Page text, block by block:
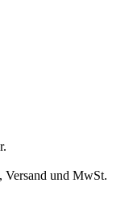
Versand und MwSt.